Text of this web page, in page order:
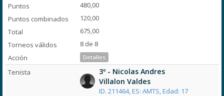
480,00
120,00
675,00
8 de 8
Detalles
3º - Nicolas Andres
Villalon Valdes
ID. 211464, ES: AMTS, Edad: 17